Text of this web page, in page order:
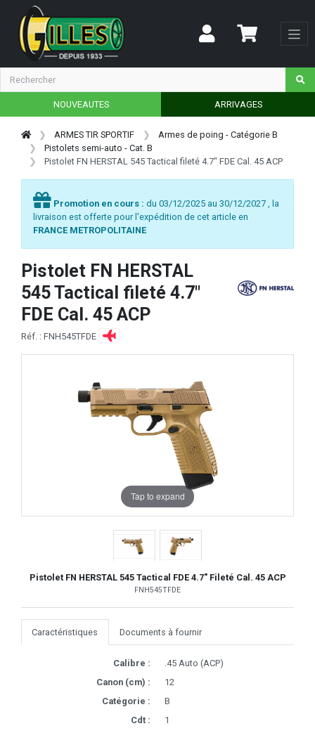
NOUVEAUTES ARRIVAGES
ARMES TIR SPORTIF
Armes de poing - Catégorie B
Pistolets semi-auto - Cat. B
Pistolet FN HERSTAL 545 Tactical fileté 4.7" FDE Cal. 45 ACP
Promotion en cours : du 03/12/2025 au 30/12/2027 , la
livraison est offerte pour l'expédition de cet article en
FRANCE METROPOLITAINE
Pistolet FN HERSTAL
545 Tactical fileté 4.7"
FDE Cal. 45 ACP
Réf. : FNH545TFDE
Tap to expand
Pistolet FN HERSTAL 545 Tactical FDE 4.7" Fileté Cal. 45 ACP
FNH545TFDE
Caractéristiques Documents à fournir
Calibre :
.45 Auto (ACP)
Canon (cm) :
12
Catégorie :
B
Cdt :
1